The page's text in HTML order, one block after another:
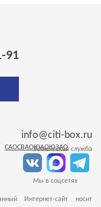
91
info@citi-box.ru
Клиентская служба
Мы в соцсетях
САОСВАОЮАОЮЗАО
Интернет-сайт носит